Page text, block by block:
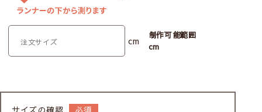
cm
制作可能範囲
cm